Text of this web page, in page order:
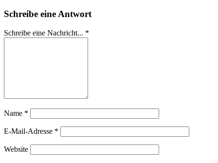
Schreibe eine Antwort
Schreibe eine Nachricht... *
Name *
E-Mail-Adresse *
Website